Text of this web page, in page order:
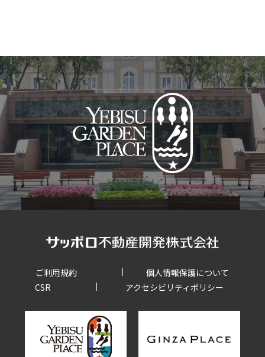
ご利用規約
個人情報保護について
CSR
アクセシビリティポリシー